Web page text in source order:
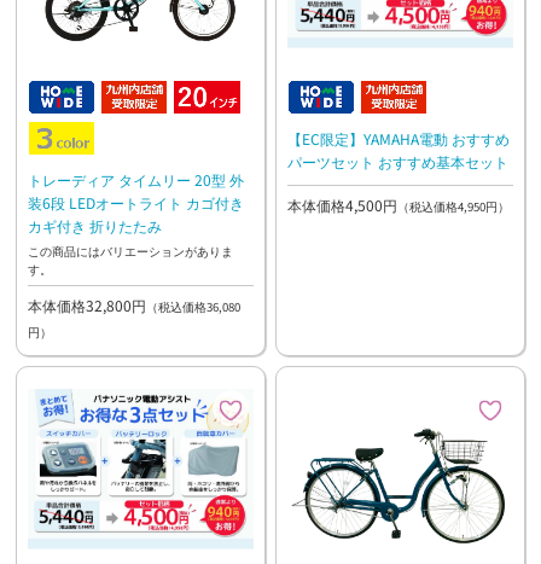
トレーディア タイムリー 20型 外
装6段 LEDオートライト カゴ付き
カギ付き 折りたたみ
この商品にはバリエーションがありま
す。
本体価格32,800円 （税込価格36,080
円）
【EC限定】YAMAHA電動 おすすめ
パーツセット おすすめ基本セット
本体価格4,500円 （税込価格4,950円）